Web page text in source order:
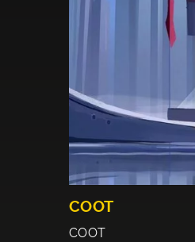
COOT
COOT